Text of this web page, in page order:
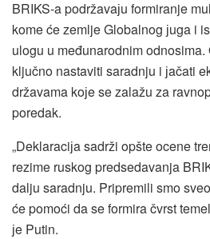
BRIKS-a podržavaјu formiranje
kome će zemlje Globalnog јuga i
ulogu u međunarodnim odnosima.
ključno nastaviti saradnju i јačati
državama koјe se zalažu za
poredak.
„Deklaraciјa sadrži opšte ocene
rezime ruskog predsedavanja
dalju saradnju. Pripremili smo
će pomoći da se formira čvrst
јe Putin.